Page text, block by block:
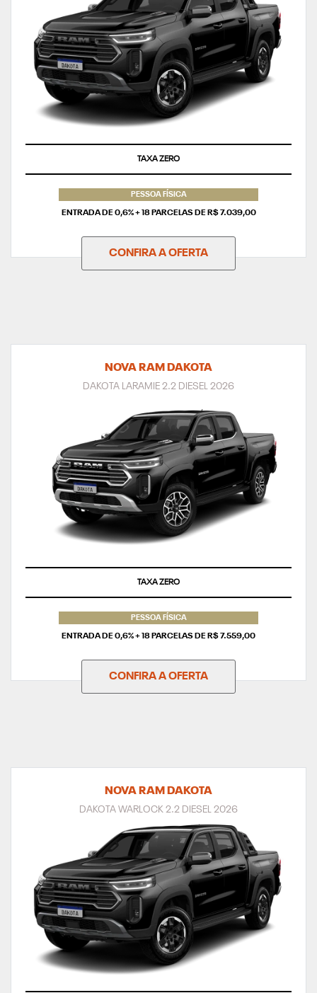
SUPERVALORIZAÇÃO DO SEU SEMINOVO
PESSOA FÍSICA
ENTRADA DE 0,6% + 18 PARCELAS DE R$ 7.039,00
CONFIRA A OFERTA
NOVA RAM DAKOTA
DAKOTA LARAMIE 2.2 DIESEL 2026
SUPERVALORIZAÇÃO DO SEU SEMINOVO
PESSOA FÍSICA
ENTRADA DE 0,6% + 18 PARCELAS DE R$ 7.559,00
CONFIRA A OFERTA
NOVA RAM DAKOTA
DAKOTA WARLOCK 2.2 DIESEL 2026